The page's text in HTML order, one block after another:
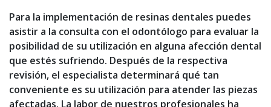
Para la implementación de resinas dentales puedes
asistir a la consulta con el odontólogo para evaluar la
posibilidad de su utilización en alguna afección dental
que estés sufriendo. Después de la respectiva
revisión, el especialista determinará qué tan
conveniente es su utilización para atender las piezas
afectadas. La labor de nuestros profesionales ha